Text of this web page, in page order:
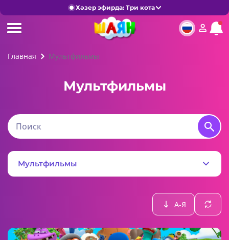
Хәзер эфирда: Три кота
Главная Мультфильмы
Мультфильмы
Мультфильмы
А-Я